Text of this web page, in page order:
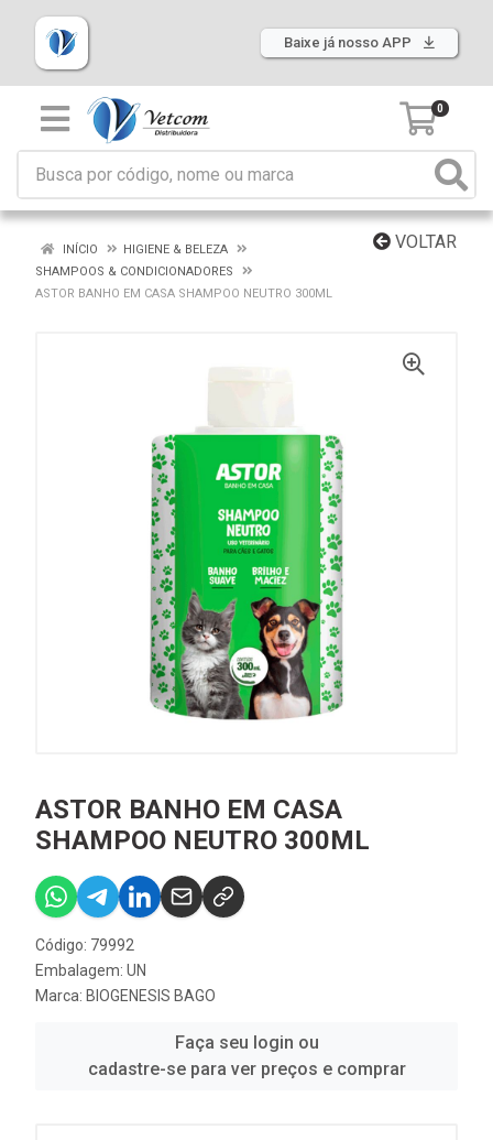
Baixe já nosso APP
0
VOLTAR
INÍCIO
HIGIENE & BELEZA
SHAMPOOS & CONDICIONADORES
ASTOR BANHO EM CASA SHAMPOO NEUTRO 300ML
ASTOR BANHO EM CASA
SHAMPOO NEUTRO 300ML
Código: 79992
Embalagem: UN
Marca: BIOGENESIS BAGO
Faça seu login ou
cadastre-se para ver preços e comprar